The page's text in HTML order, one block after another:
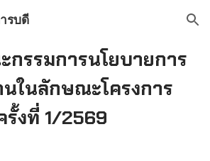
Skip to navigation
รบดี
กรรมการนโยบายการ
นในลักษณะโครงการ
รั้งที่ 1/2569